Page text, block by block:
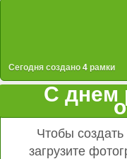
Сегодня создано 4 рамки
С днем
Чтобы
загрузите